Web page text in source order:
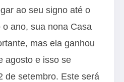
ao seu signo até o
ano, sua nona Casa
mas ela ganhou
agosto e isso se
de setembro. Este será